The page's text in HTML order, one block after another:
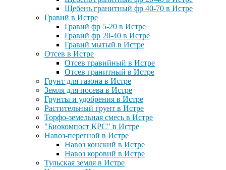
Щебень гранитный фр 40-70 в Истре
Гравий в Истре
Гравий фр 5-20 в Истре
Гравий фр 20-40 в Истре
Гравий мытый в Истре
Отсев в Истре
Отсев гравийный в Истре
Отсев гранитный в Истре
Грунт для газона в Истре
Земля для посева в Истре
Грунты и удобрения в Истре
Растительный грунт в Истре
Торфо-земельная смесь в Истре
"Биокомпост КРС" в Истре
Навоз-перегной в Истре
Навоз конский в Истре
Навоз коровий в Истре
Тульская земля в Истре